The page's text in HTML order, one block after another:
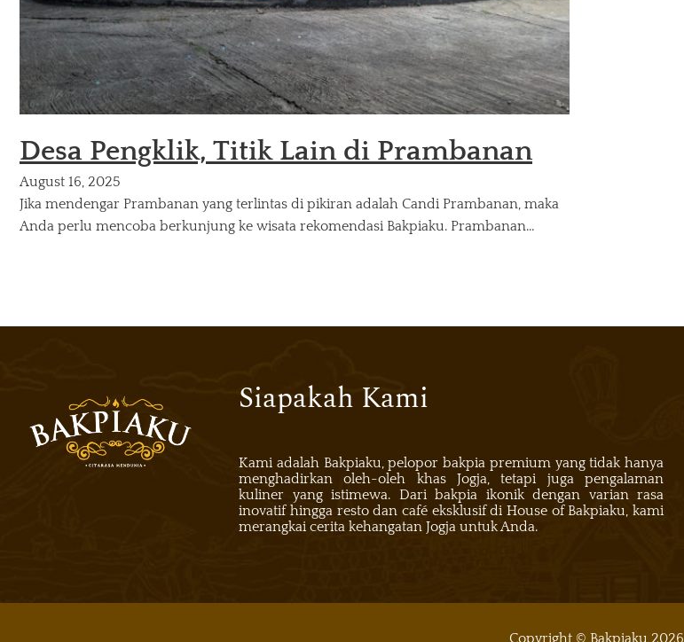
Desa Pengklik, Titik Lain di Prambanan
August 16, 2025
Jika mendengar Prambanan yang terlintas di pikiran adalah Candi Prambanan, maka
Anda perlu mencoba berkunjung ke wisata rekomendasi Bakpiaku. Prambanan…
Siapakah Kami
Kami adalah Bakpiaku, pelopor bakpia premium yang tidak hanya
menghadirkan oleh-oleh khas Jogja, tetapi juga pengalaman
kuliner yang istimewa. Dari bakpia ikonik dengan varian rasa
inovatif hingga resto dan café eksklusif di House of Bakpiaku, kami
merangkai cerita kehangatan Jogja untuk Anda.
Copyright © Bakpiaku 2026